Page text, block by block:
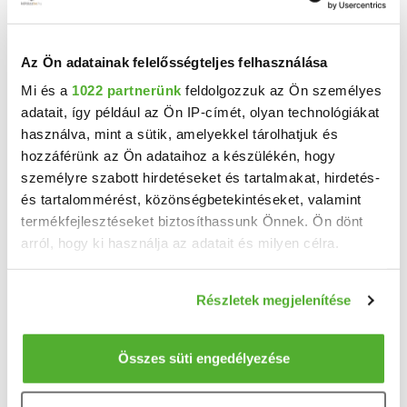
Az Ön adatainak felelősségteljes felhasználása
Mi és a 1022 partnerünk feldolgozzuk az Ön személyes
adatait, így például az Ön IP-címét, olyan technológiákat
használva, mint a sütik, amelyekkel tárolhatjuk és
hozzáférünk az Ön adataihoz a készülékén, hogy
személyre szabott hirdetéseket és tartalmakat, hirdetés-
és tartalommérést, közönségbetekintéseket, valamint
termékfejlesztéseket biztosíthassunk Önnek. Ön dönt
arról, hogy ki használja az adatait és milyen célra.
Információgyűjtés az Ön földrajzi elhelyezkedéséről
pár méteres pontossággal
Az Ön készülékén beazonosítása annak konkrét
Részletek megjelenítése
Összes süti engedélyezése
TELEFONSZÁM FELFEDÉSE
Dosa Lajos
Csabai Ingatlanpiac
Neved
Email címed